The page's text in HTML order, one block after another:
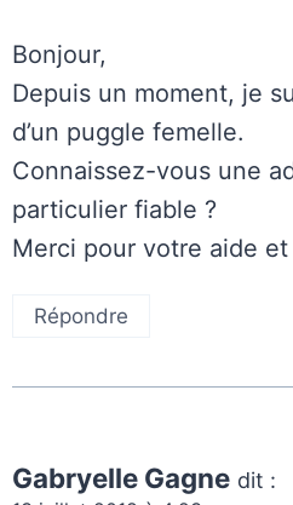
Bonjour,
Depuis un moment, je
d’un puggle femelle.
Connaissez-vous une
particulier fiable ?
Merci pour votre aide et
Répondre
Gabryelle Gagne dit :